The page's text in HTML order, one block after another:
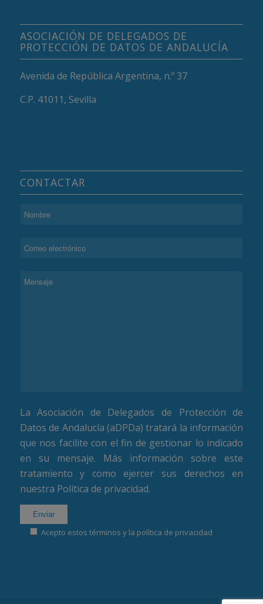
ASOCIACIÓN DE DELEGADOS DE
PROTECCIÓN DE DATOS DE ANDALUCÍA
Avenida de República Argentina, n.º 37
C.P. 41011, Sevilla
CONTACTAR
La Asociación de Delegados de Protección de
Datos de Andalucía (aDPDa) tratará la información
que nos facilite con el fin de gestionar lo indicado
en su mensaje. Más información sobre este
tratamiento y como ejercer sus derechos en
nuestra Política de privacidad.
Acepto estos términos y la política de privacidad